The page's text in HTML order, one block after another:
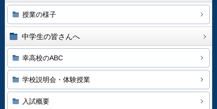
授業の様子
中学生の皆さんへ
幸高校のABC
学校説明会・体験授業
入試概要